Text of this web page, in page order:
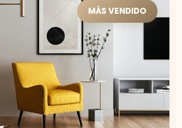
MÁS VENDIDO